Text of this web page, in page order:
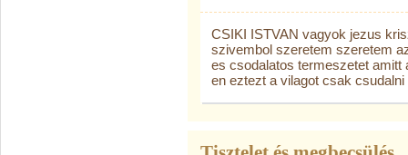
CSIKI ISTVAN vagyok jezus
szivembol szeretem szeretem
es csodalatos termeszetet amitt
en eztezt a vilagot csak csudalni